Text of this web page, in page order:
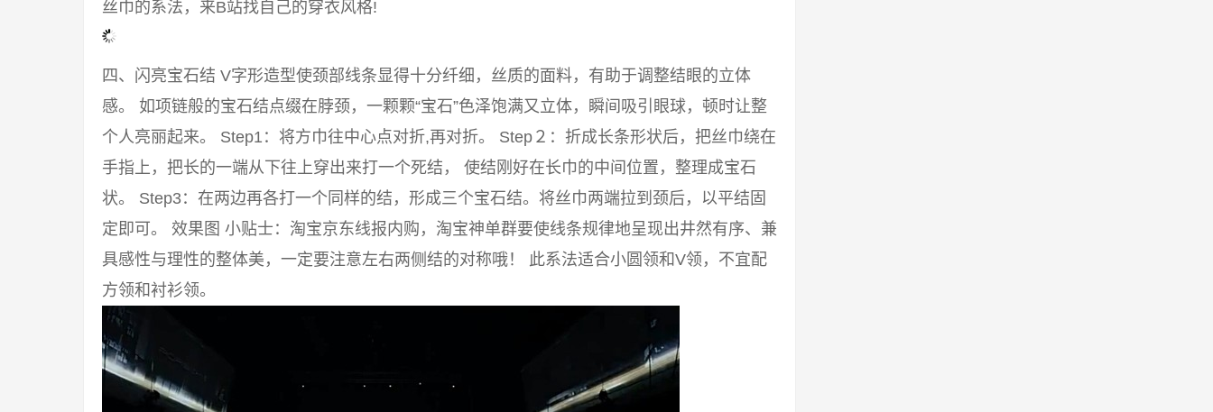
丝巾的系法，来B站找自己的穿衣风格!
四、闪亮宝石结 V字形造型使颈部线条显得十分纤细，丝质的面料，有助于调整结眼的立体
感。 如项链般的宝石结点缀在脖颈，一颗颗“宝石”色泽饱满又立体，瞬间吸引眼球，顿时让整
个人亮丽起来。 Step1：将方巾往中心点对折,再对折。 Step２：折成长条形状后，把丝巾绕在
手指上，把长的一端从下往上穿出来打一个死结， 使结刚好在长巾的中间位置，整理成宝石
状。 Step3：在两边再各打一个同样的结，形成三个宝石结。将丝巾两端拉到颈后，以平结固
定即可。 效果图 小贴士：淘宝京东线报内购，淘宝神单群要使线条规律地呈现出井然有序、兼
具感性与理性的整体美，一定要注意左右两侧结的对称哦！ 此系法适合小圆领和V领，不宜配
方领和衬衫领。